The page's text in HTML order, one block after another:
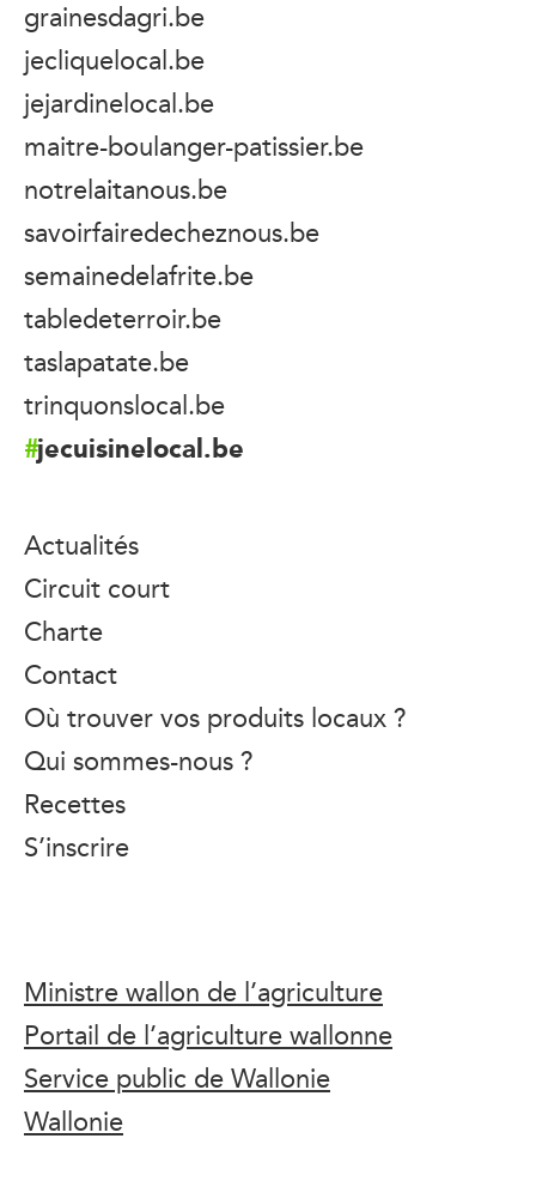
grainesdagri.be
jecliquelocal.be
jejardinelocal.be
maitre-boulanger-patissier.be
notrelaitanous.be
savoirfairedecheznous.be
semainedelafrite.be
tabledeterroir.be
taslapatate.be
trinquonslocal.be
jecuisinelocal.be
Actualités
Circuit court
Charte
Contact
Où trouver vos produits locaux ?
Qui sommes-nous ?
Recettes
S’inscrire
Ministre wallon de l’agriculture
Portail de l’agriculture wallonne
Service public de Wallonie
Wallonie